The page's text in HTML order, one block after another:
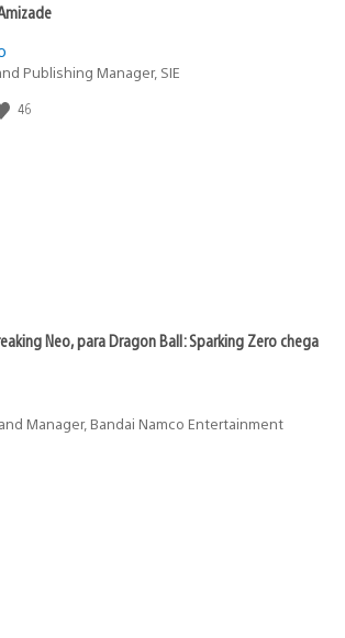
Publishing Manager, SIE
46
Neo, para Dragon Ball: Sparking Zero chega
Manager, Bandai Namco Entertainment